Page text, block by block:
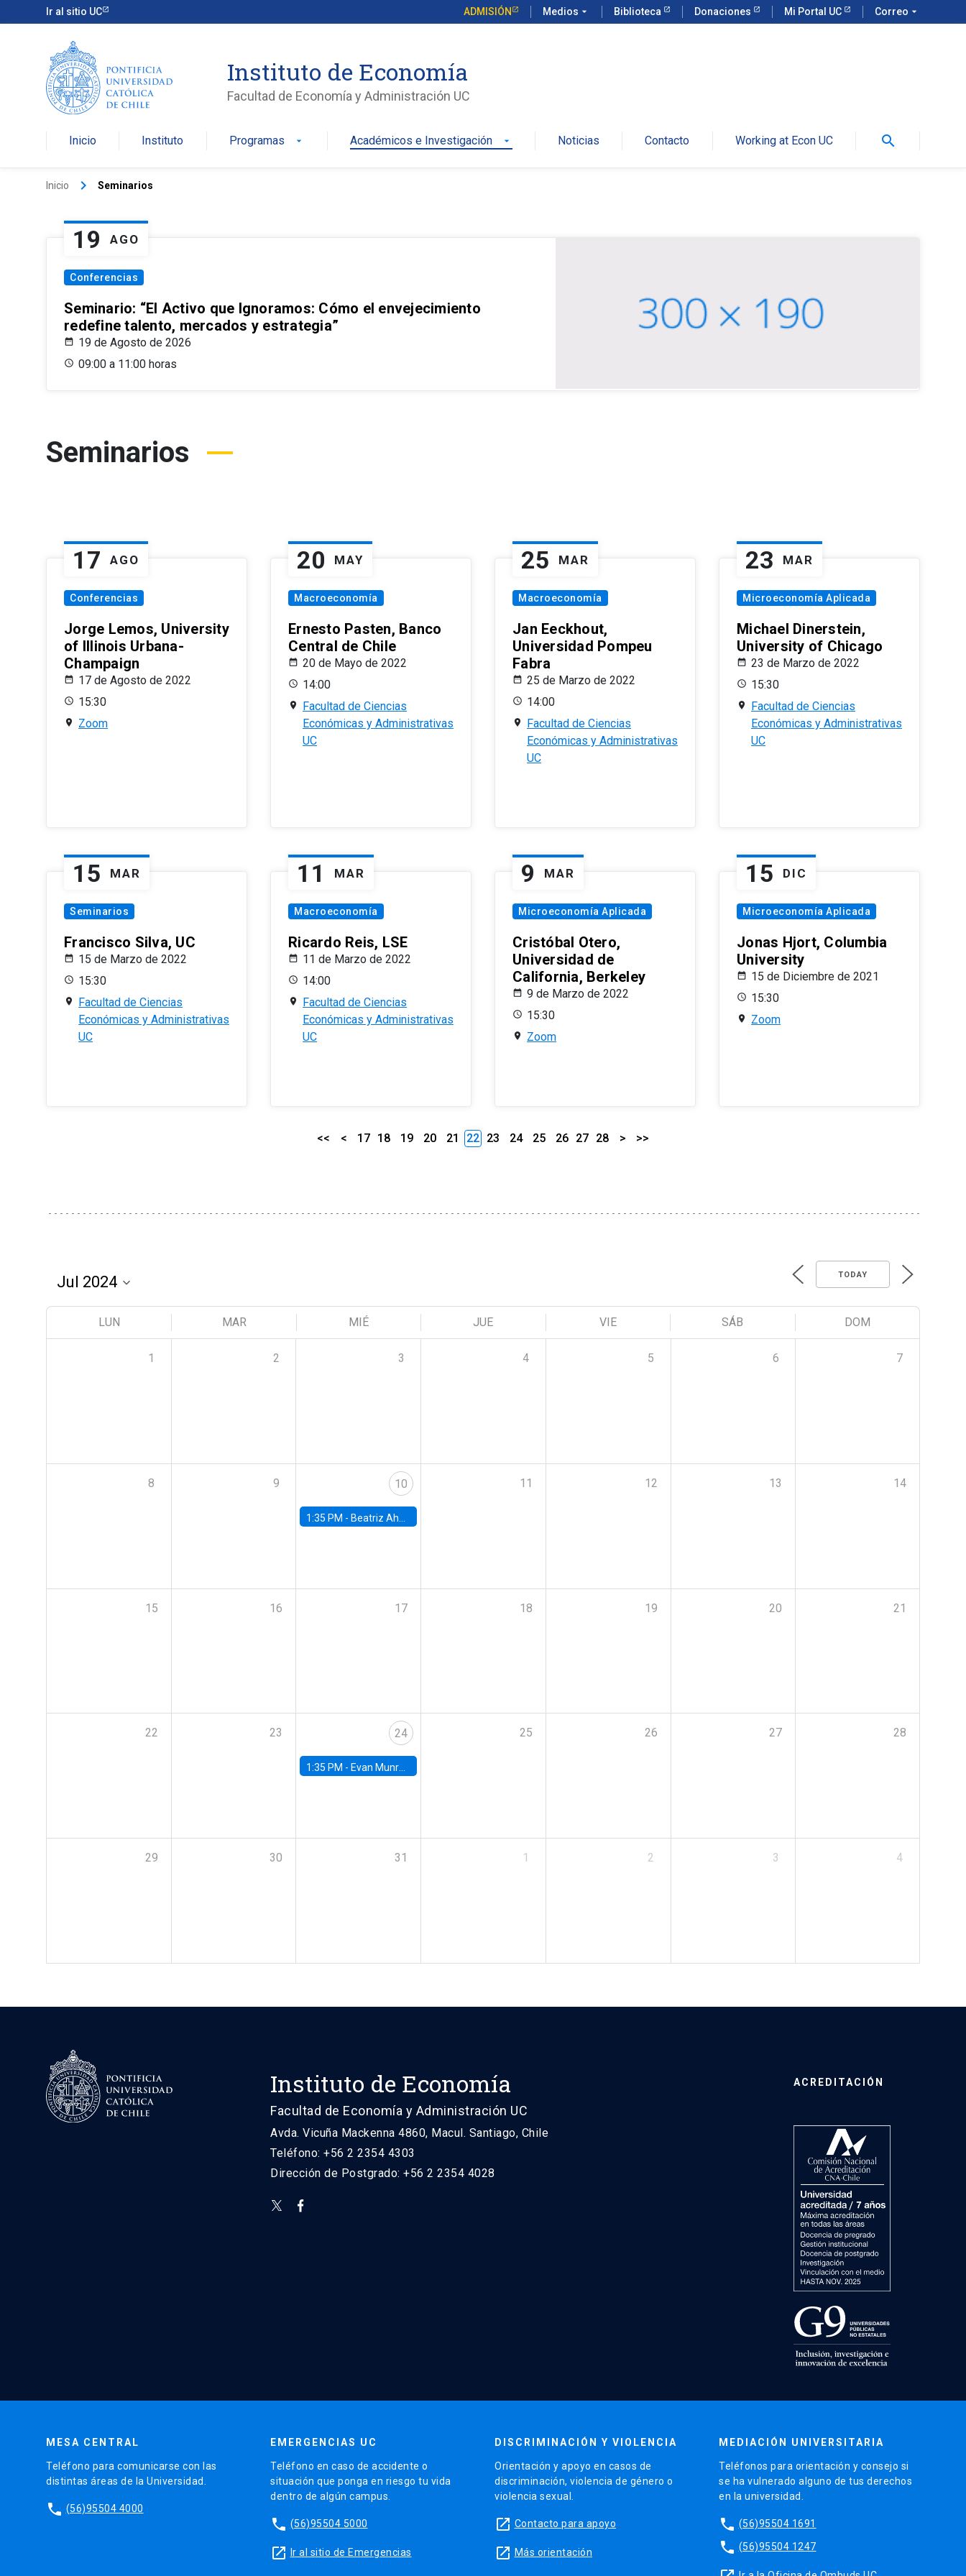
Ir al sitio UC ADMISIÓN Medios arrow_drop_down Biblioteca Donaciones Mi Portal UC Correo arrow_drop_down
Instituto de Economía
Facultad de Economía y Administración UC
Inicio Instituto Programas arrow_drop_down Académicos e Investigación arrow_drop_down Noticias Contacto Working at Econ UC search
Inicio keyboard_arrow_right Seminarios
19 AGO
Conferencias
Seminario: “El Activo que Ignoramos: Cómo el envejecimiento
redefine talento, mercados y estrategia”
19 de Agosto de 2026
09:00 a 11:00 horas
Seminarios
17 AGO
Conferencias
Jorge Lemos, University
of Illinois Urbana-
Champaign
17 de Agosto de 2022
15:30
Zoom
20 MAY
Macroeconomía
Ernesto Pasten, Banco
Central de Chile
20 de Mayo de 2022
14:00
Facultad de Ciencias
Económicas y Administrativas
UC
25 MAR
Macroeconomía
Jan Eeckhout,
Universidad Pompeu
Fabra
25 de Marzo de 2022
14:00
Facultad de Ciencias
Económicas y Administrativas
UC
23 MAR
Microeconomía Aplicada
Michael Dinerstein,
University of Chicago
23 de Marzo de 2022
15:30
Facultad de Ciencias
Económicas y Administrativas
UC
15 MAR
Seminarios
Francisco Silva, UC
15 de Marzo de 2022
15:30
Facultad de Ciencias
Económicas y Administrativas
UC
11 MAR
Macroeconomía
Ricardo Reis, LSE
11 de Marzo de 2022
14:00
Facultad de Ciencias
Económicas y Administrativas
UC
9 MAR
Microeconomía Aplicada
Cristóbal Otero,
Universidad de
California, Berkeley
9 de Marzo de 2022
15:30
Zoom
15 DIC
Microeconomía Aplicada
Jonas Hjort, Columbia
University
15 de Diciembre de 2021
15:30
Zoom
<< < 17 18 19 20 21 22 23 24 25 26 27 28 > >>
TODAY
LUN MAR MIÉ JUE VIE SÁB DOM
1 2 3 4 5 6 7
8 9 10
1:35 PM - Beatriz Ahumada, PhD candidate, Universidad de Pittsburgh
11 12 13 14
15 16 17 18 19 20 21
22 23 24
1:35 PM - Evan Munro, Neyman Visiting Assistant Professor in the Department of Statistics at UC Berkeley
25 26 27 28
29 30 31 1 2 3 4
Instituto de Economía
Facultad de Economía y Administración UC
Avda. Vicuña Mackenna 4860, Macul. Santiago, Chile
Teléfono: +56 2 2354 4303
Dirección de Postgrado: +56 2 2354 4028
ACREDITACIÓN
MESA CENTRAL
Teléfono para comunicarse con las
distintas áreas de la Universidad.
phone (56)95504 4000
EMERGENCIAS UC
Teléfono en caso de accidente o
situación que ponga en riesgo tu vida
dentro de algún campus.
phone (56)95504 5000
launch Ir al sitio de Emergencias
DISCRIMINACIÓN Y VIOLENCIA
Orientación y apoyo en casos de
discriminación, violencia de género o
violencia sexual.
launch Contacto para apoyo
launch Más orientación
MEDIACIÓN UNIVERSITARIA
Teléfonos para orientación y consejo si
se ha vulnerado alguno de tus derechos
en la universidad.
phone (56)95504 1691
phone (56)95504 1247